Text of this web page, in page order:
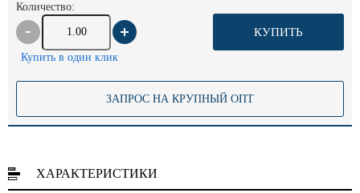
Количество:
КУПИТЬ
Купить в один клик
ЗАПРОС НА КРУПНЫЙ ОПТ
ХАРАКТЕРИСТИКИ